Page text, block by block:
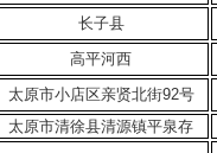
长子县
高平河西
太原市小店区亲贤北街92号
太原市清徐县清源镇平泉存